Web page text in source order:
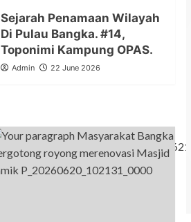
Sejarah Penamaan Wilayah
Di Pulau Bangka. #14,
Toponimi Kampung OPAS.
Admin 22 June 2026